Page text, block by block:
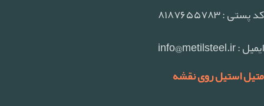
کد پستی : ۸۱۸۷۶۵۵۷۸۳
ایمیل : info@metilsteel.ir
متیل استیل روی نقشه